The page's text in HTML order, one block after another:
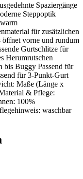
Spaziergänge
Steppoptik
für zusätzlichen
öffnet vorne und rundum
Gurtschlitze für
Herumrutschen
bis Buggy Passend für
für 3-Punkt-Gurt
Maße (Länge x
& Pflege:
100%
waschbar